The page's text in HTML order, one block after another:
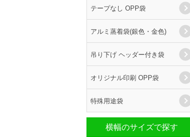
テープなし OPP袋
アルミ蒸着袋(銀色・金色)
吊り下げ ヘッダー付き袋
オリジナル印刷 OPP袋
特殊用途袋
横幅のサイズで探す